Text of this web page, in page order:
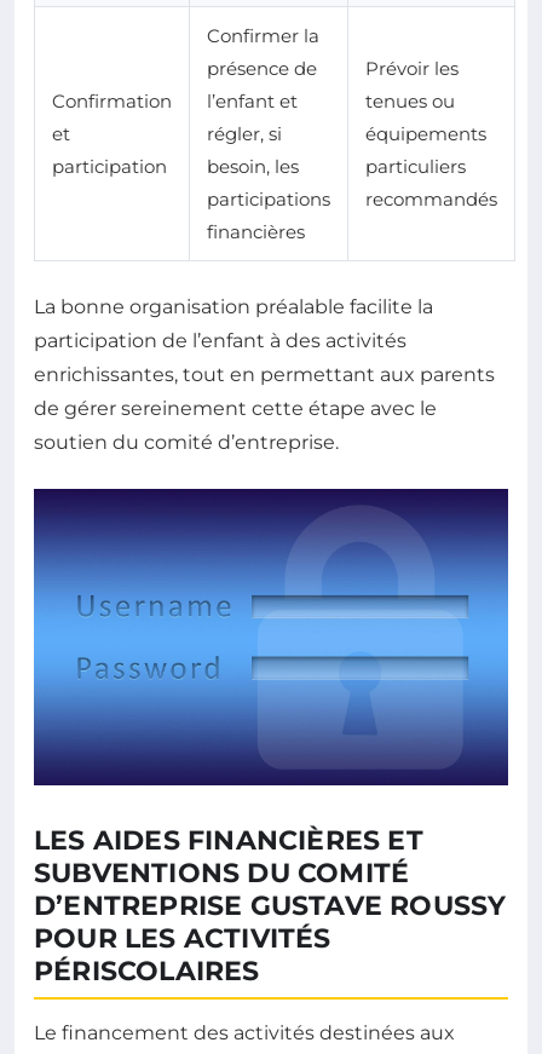
Confirmation
et
participation
Confirmer la
présence de
l’enfant et
régler, si
besoin, les
participations
financières
Prévoir les
tenues ou
équipements
particuliers
recommandés
La bonne organisation préalable facilite la
participation de l’enfant à des activités
enrichissantes, tout en permettant aux parents
de gérer sereinement cette étape avec le
soutien du comité d’entreprise.
LES AIDES FINANCIÈRES ET
SUBVENTIONS DU COMITÉ
D’ENTREPRISE GUSTAVE ROUSSY
POUR LES ACTIVITÉS
PÉRISCOLAIRES
Le financement des activités destinées aux